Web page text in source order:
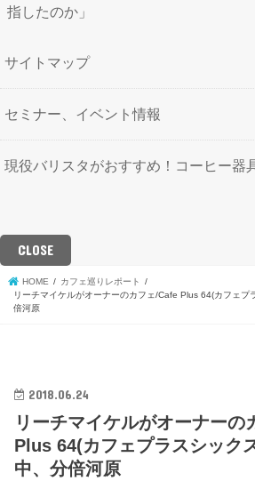
指したのか」
サイトマップ
セミナー、イベント情報
現役バリスタがおすすめ！コーヒー器
CLOSE
HOME
カフェ巡りレポート
リーチマイケルがオーナーのカフェ/Cafe Plus 64(カフェプ
倍河原
2018.06.24
リーチマイケルがオーナーの
Plus 64(カフェプラスシック
中、分倍河原